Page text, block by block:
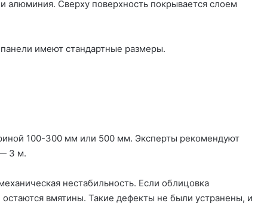
алюминия. Сверху поверхность покрывается слоем
имеют стандартные размеры.
100-300 мм или 500 мм. Эксперты рекомендуют
3 м.
нестабильность. Если облицовка
остаются вмятины. Такие дефекты не были устранены, и